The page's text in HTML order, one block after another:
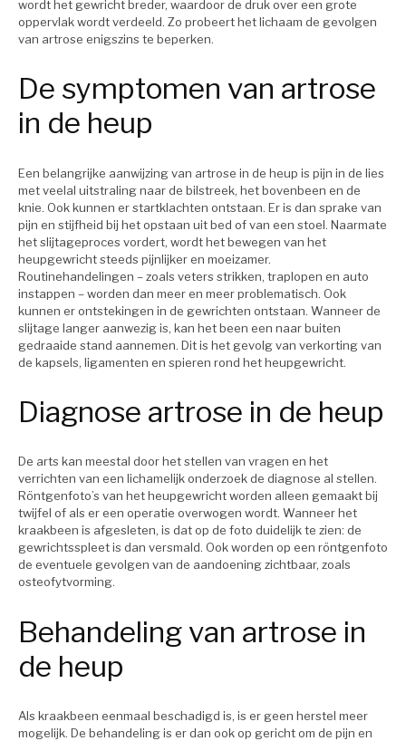
wordt het gewricht breder, waardoor de druk over een grote
oppervlak wordt verdeeld. Zo probeert het lichaam de gevolgen
van artrose enigszins te beperken.
De symptomen van artrose
in de heup
Een belangrijke aanwijzing van artrose in de heup is pijn in de lies
met veelal uitstraling naar de bilstreek, het bovenbeen en de
knie. Ook kunnen er startklachten ontstaan. Er is dan sprake van
pijn en stijfheid bij het opstaan uit bed of van een stoel. Naarmate
het slijtageproces vordert, wordt het bewegen van het
heupgewricht steeds pijnlijker en moeizamer.
Routinehandelingen – zoals veters strikken, traplopen en auto
instappen – worden dan meer en meer problematisch. Ook
kunnen er ontstekingen in de gewrichten ontstaan. Wanneer de
slijtage langer aanwezig is, kan het been een naar buiten
gedraaide stand aannemen. Dit is het gevolg van verkorting van
de kapsels, ligamenten en spieren rond het heupgewricht.
Diagnose artrose in de heup
De arts kan meestal door het stellen van vragen en het
verrichten van een lichamelijk onderzoek de diagnose al stellen.
Röntgenfoto’s van het heupgewricht worden alleen gemaakt bij
twijfel of als er een operatie overwogen wordt. Wanneer het
kraakbeen is afgesleten, is dat op de foto duidelijk te zien: de
gewrichtsspleet is dan versmald. Ook worden op een röntgenfoto
de eventuele gevolgen van de aandoening zichtbaar, zoals
osteofytvorming.
Behandeling van artrose in
de heup
Als kraakbeen eenmaal beschadigd is, is er geen herstel meer
mogelijk. De behandeling is er dan ook op gericht om de pijn en